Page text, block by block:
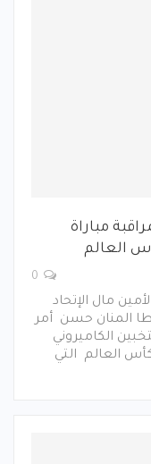
مباراة
العالم
مال الإتحاد
المنان حسن أمر
الكاميروني
العالم التي